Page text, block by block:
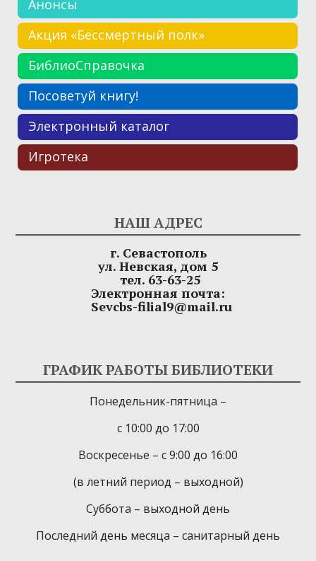
Анонсы
Акция «Бессмертный полк»
БиблиоСправочка
Посоветуй книгу!
Электронный каталог
Игротека
НАШ АДРЕС
г. Севастополь
ул. Невская, дом 5
тел. 63-63-25
Электронная почта:
Sevcbs-filial9@mail.ru
ГРАФИК РАБОТЫ БИБЛИОТЕКИ
Понедельник-пятница –
с 10:00 до 17:00
Воскресенье – с 9:00 до 16:00
(в летний период – выходной)
Суббота – выходной день
Последний день месяца – санитарный день